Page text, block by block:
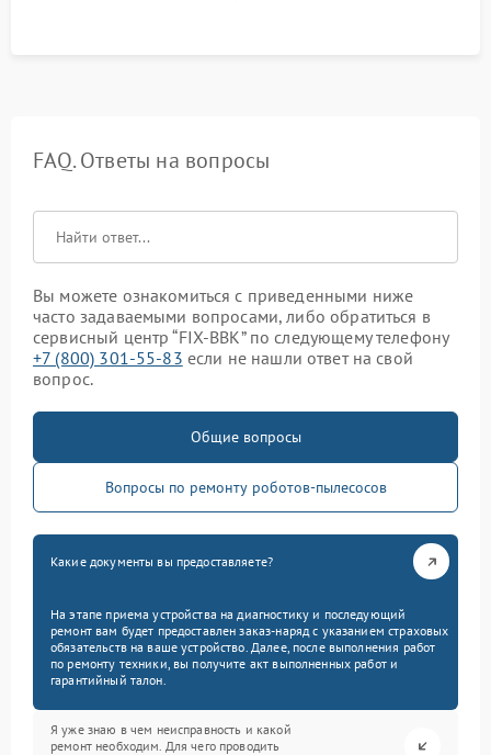
FAQ. Ответы на вопросы
Вы можете ознакомиться с приведенными ниже
часто задаваемыми вопросами, либо обратиться в
сервисный центр “FIX-BBK” по следующему телефону
+7 (800) 301-55-83 если не нашли ответ на свой
вопрос.
Общие вопросы
Вопросы по ремонту роботов-пылесосов
Какие документы вы предоставляете?
На этапе приема устройства на диагностику и последующий
ремонт вам будет предоставлен заказ-наряд с указанием страховых
обязательств на ваше устройство. Далее, после выполнения работ
по ремонту техники, вы получите акт выполненных работ и
гарантийный талон.
Я уже знаю в чем неисправность и какой
ремонт необходим. Для чего проводить